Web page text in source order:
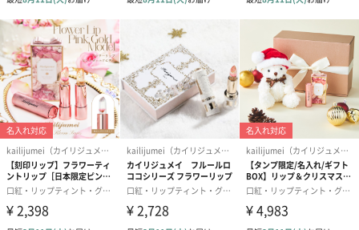
ローズ
エッセンシャルズの人気アイテムであるハンドクリームと、上質
な香りで作られるオーセンティックのリップバームを詰め合わせ
たギフトセット。持ち運びに便利なポーチサイズです。
使用方法
＜ハンドクリーム＞